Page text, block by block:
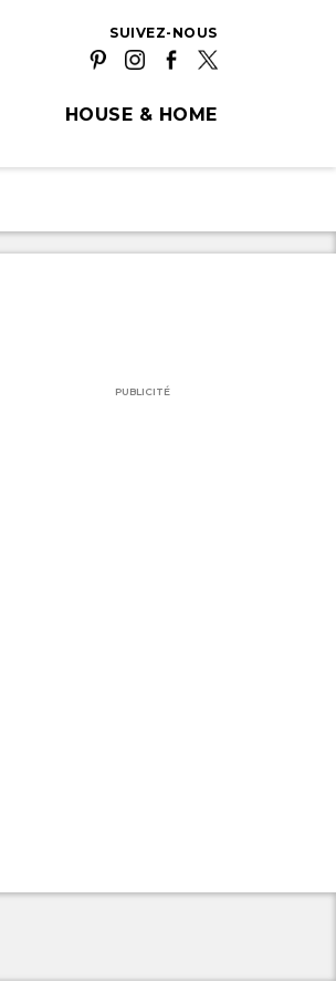
SUIVEZ-NOUS
HOUSE & HOME
PUBLICITÉ